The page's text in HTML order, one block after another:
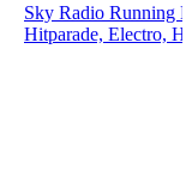
Sky Radio Running
Hitparade, Electro,